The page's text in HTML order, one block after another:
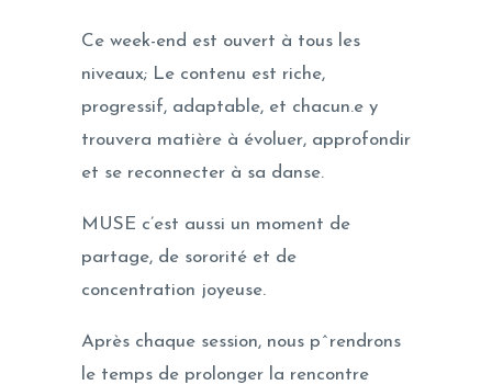
Ce week-end est ouvert à tous les
niveaux; Le contenu est riche,
progressif, adaptable, et chacun.e y
trouvera matière à évoluer, approfondir
et se reconnecter à sa danse.
MUSE c’est aussi un moment de
partage, de sororité et de
concentration joyeuse.
Après chaque session, nous p^rendrons
le temps de prolonger la rencontre